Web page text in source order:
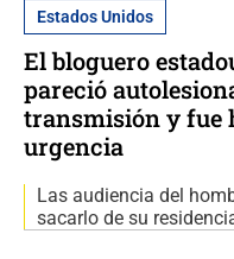
Estados Unidos
El bloguero
pareció
transmisión y fue
urgencia
Las audiencia del
sacarlo de su